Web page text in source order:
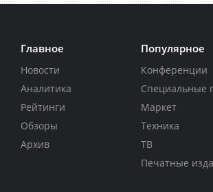
Главное
Новости
Аналитика
Рейтинги
Обзоры
Архив
Популярное
Конференции
Специальные
Маркет
Техника
ТВ
Печатные